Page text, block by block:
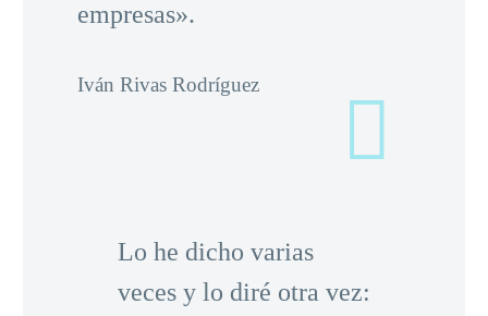
empresas».
Iván Rivas Rodríguez
Lo he dicho varias
veces y lo diré otra vez: